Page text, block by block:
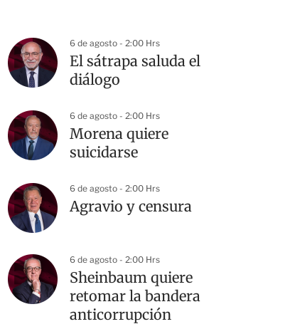
6 de agosto - 2:00 Hrs
El sátrapa saluda el
diálogo
6 de agosto - 2:00 Hrs
Morena quiere
suicidarse
6 de agosto - 2:00 Hrs
Agravio y censura
6 de agosto - 2:00 Hrs
Sheinbaum quiere
retomar la bandera
anticorrupción